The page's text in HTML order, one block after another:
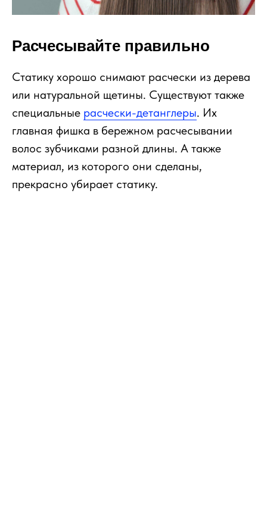
Расчесывайте правильно
Статику хорошо снимают расчески из дерева
или натуральной щетины. Существуют также
специальные расчески-детанглеры. Их
главная фишка в бережном расчесывании
волос зубчиками разной длины. А также
материал, из которого они сделаны,
прекрасно убирает статику.